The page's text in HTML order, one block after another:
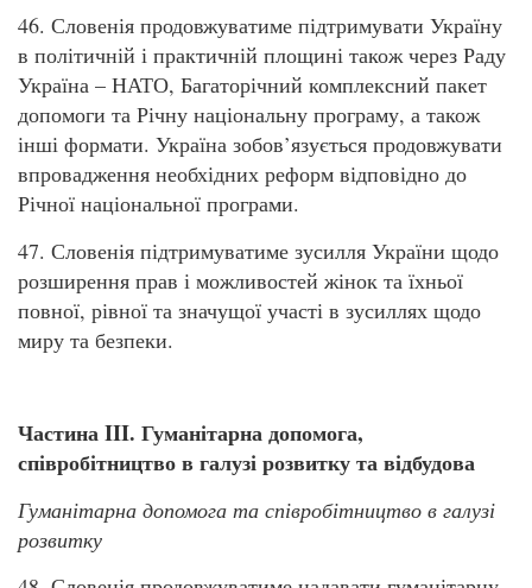
46. Словенія продовжуватиме підтримувати Україну
в політичній і практичній площині також через Раду
Україна – НАТО, Багаторічний комплексний пакет
допомоги та Річну національну програму, а також
інші формати. Україна зобов’язується продовжувати
впровадження необхідних реформ відповідно до
Річної національної програми.
47. Словенія підтримуватиме зусилля України щодо
розширення прав і можливостей жінок та їхньої
повної, рівної та значущої участі в зусиллях щодо
миру та безпеки.
Частина III. Гуманітарна допомога,
співробітництво в галузі розвитку та відбудова
Гуманітарна допомога та співробітництво в галузі
розвитку